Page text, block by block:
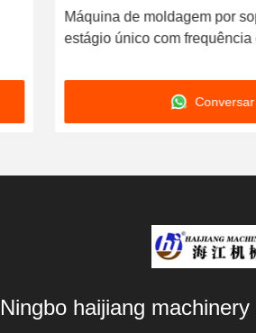
Máquina de moldagem por
estágio único com frequência
Ningbo haijiang